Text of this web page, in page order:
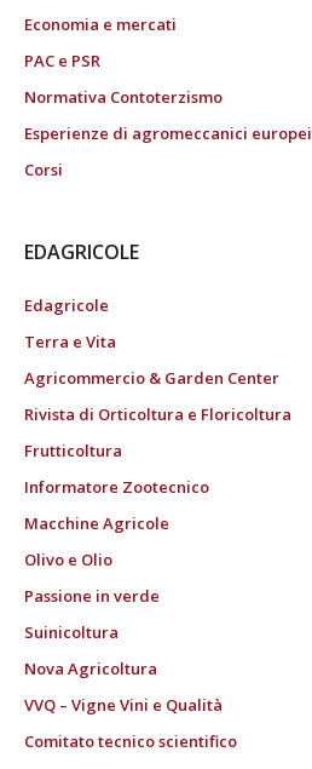
Economia e mercati
PAC e PSR
Normativa Contoterzismo
Esperienze di agromeccanici europei
Corsi
EDAGRICOLE
Edagricole
Terra e Vita
Agricommercio & Garden Center
Rivista di Orticoltura e Floricoltura
Frutticoltura
Informatore Zootecnico
Macchine Agricole
Olivo e Olio
Passione in verde
Suinicoltura
Nova Agricoltura
VVQ – Vigne Vini e Qualità
Comitato tecnico scientifico